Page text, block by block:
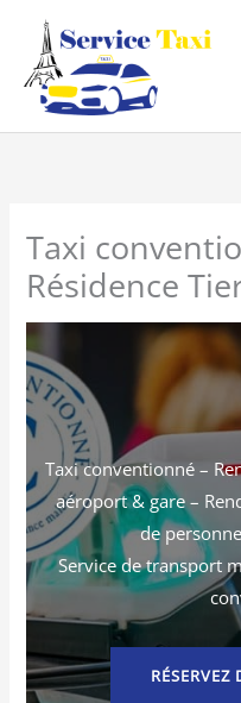
contenu
Taxi
Résidence
Taxi conventionné –
aéroport & gare –
de
Service de transport